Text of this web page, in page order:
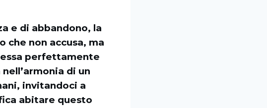
e di abbandono, la
che non accusa, ma
perfettamente
di un
invitandoci a
abitare questo